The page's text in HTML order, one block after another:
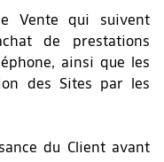
Vente qui suivent
de prestations
ainsi que les
des Sites par les
du Client avant